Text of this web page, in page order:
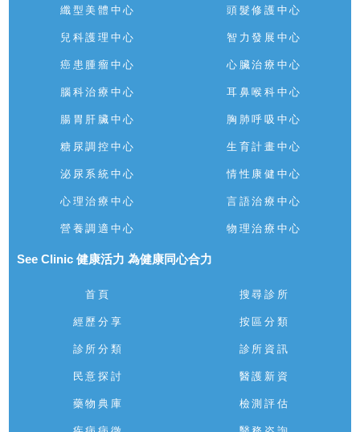
纖型美體中心 頭髮修護中心
兒科護理中心 智力發展中心
癌患腫瘤中心 心臟治療中心
腦科治療中心 耳鼻喉科中心
腸胃肝臟中心 胸肺呼吸中心
糖尿調控中心 生育計畫中心
泌尿系統中心 情性康健中心
心理治療中心 言語治療中心
營養調適中心 物理治療中心
See Clinic 健康活力 為健康同心合力
首頁 搜尋診所
經歷分享 按區分類
診所分類 診所資訊
民意探討 醫護新資
藥物典庫 檢測評估